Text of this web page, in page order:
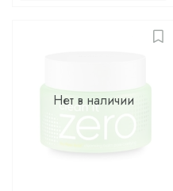
Нет в наличии